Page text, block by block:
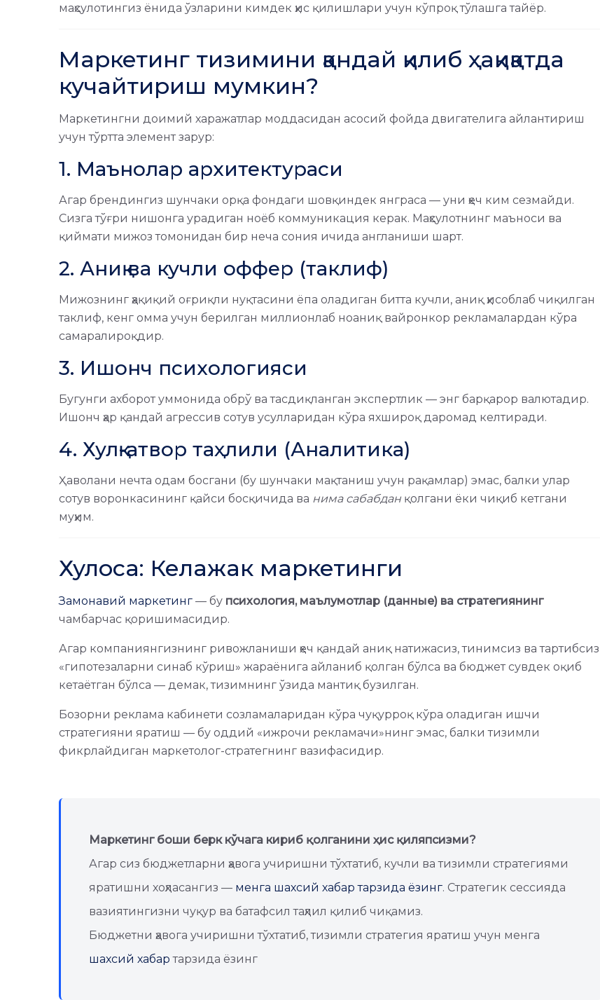
маҳсулотингиз ёнида ўзларини кимдек ҳис қилишлари учун кўпроқ тўлашга тайёр.
Маркетинг тизимини қандай қилиб ҳақиқатда
кучайтириш мумкин?
Маркетингни доимий харажатлар моддасидан асосий фойда двигателига айлантириш
учун тўртта элемент зарур:
1. Маънолар архитектураси
Агар брендингиз шунчаки орқа фондаги шовқиндек янграса — уни ҳеч ким сезмайди.
Сизга тўғри нишонга урадиган ноёб коммуникация керак. Маҳсулотнинг маъноси ва
қиймати мижоз томонидан бир неча сония ичида англаниши шарт.
2. Аниқ ва кучли оффер (таклиф)
Мижознинг ҳақиқий оғриқли нуқтасини ёпа оладиган битта кучли, аниқ ҳисоблаб чиқилган
таклиф, кенг омма учун берилган миллионлаб ноаниқ вайронкор рекламалардан кўра
самаралироқдир.
3. Ишонч психологияси
Бугунги ахборот уммонида обрў ва тасдиқланган экспертлик — энг барқарор валютадир.
Ишонч ҳар қандай агрессив сотув усулларидан кўра яхшироқ даромад келтиради.
4. Хулқ-атвор таҳлили (Аналитика)
Ҳаволани нечта одам босгани (бу шунчаки мақтаниш учун рақамлар) эмас, балки улар
сотув воронкасининг қайси босқичида ва нима сабабдан қолгани ёки чиқиб кетгани
муҳим.
Хулоса: Келажак маркетинги
Замонавий маркетинг — бу психология, маълумотлар (данные) ва стратегиянинг
чамбарчас қоришимасидир.
Агар компаниянгизнинг ривожланиши ҳеч қандай аниқ натижасиз, тинимсиз ва тартибсиз
«гипотезаларни синаб кўриш» жараёнига айланиб қолган бўлса ва бюджет сувдек оқиб
кетаётган бўлса — демак, тизимнинг ўзида мантиқ бузилган.
Бозорни реклама кабинети созламаларидан кўра чуқурроқ кўра оладиган ишчи
стратегияни яратиш — бу оддий «ижрочи рекламачи»нинг эмас, балки тизимли
фикрлайдиган маркетолог-стратегнинг вазифасидир.
Маркетинг боши берк кўчага кириб қолганини ҳис қиляпсизми?
Агар сиз бюджетларни ҳавога учиришни тўхтатиб, кучли ва тизимли стратегиями
яратишни хоҳласангиз — менга шахсий хабар тарзида ёзинг. Стратегик сессияда
вазиятингизни чуқур ва батафсил таҳлил қилиб чиқамиз.
Бюджетни ҳавога учиришни тўхтатиб, тизимли стратегия яратиш учун менга
шахсий хабар тарзида ёзинг